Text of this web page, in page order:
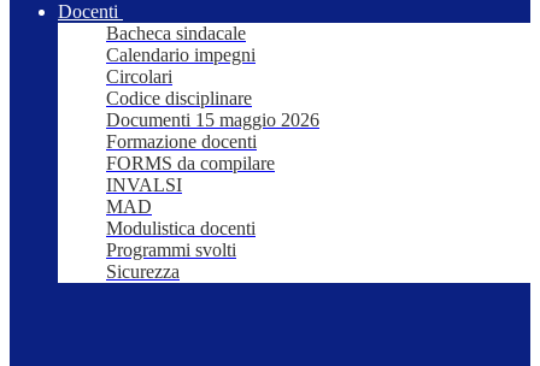
Docenti
Bacheca sindacale
Calendario impegni
Circolari
Codice disciplinare
Documenti 15 maggio 2026
Formazione docenti
FORMS da compilare
INVALSI
MAD
Modulistica docenti
Programmi svolti
Sicurezza